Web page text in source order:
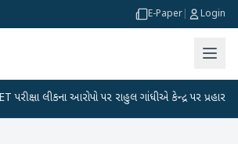
E-Paper Login
લીકના આરોપો પર રાહુલ ગાંધીએ કેન્દ્ર પર પ્રહાર કર્યા